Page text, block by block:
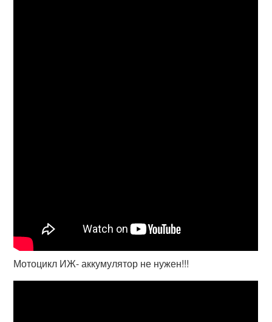
Мотоцикл ИЖ- аккумулятор не нужен!!!